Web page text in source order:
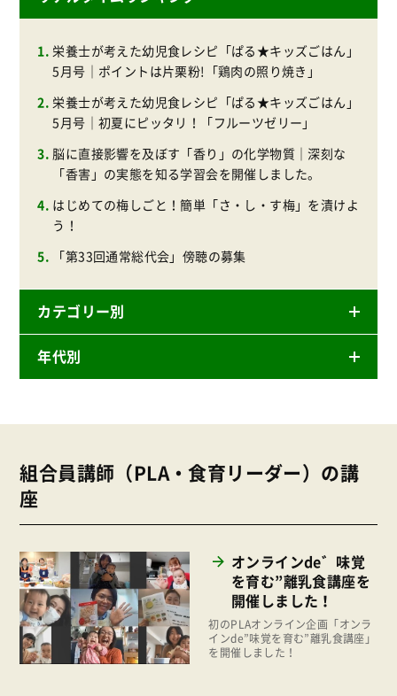
栄養士が考えた幼児食レシピ「ぱる★キッズごはん」
5月号｜ポイントは片栗粉!「鶏肉の照り焼き」
栄養士が考えた幼児食レシピ「ぱる★キッズごはん」
5月号｜初夏にピッタリ！「フルーツゼリー」
脳に直接影響を及ぼす「香り」の化学物質｜深刻な
「香害」の実態を知る学習会を開催しました。
はじめての梅しごと！簡単「さ・し・す梅」を漬けよ
う！
「第33回通常総代会」傍聴の募集
カテゴリー別
ニュースリリース
商品
地域コミュニティ
組合員活動
平和と国際連帯
くらし
お米の出前授業
年代別
2024年
2021年
2020年
2019年
2018年
組合員講師（PLA・食育リーダー）の講
座
オンラインde゛味覚
を育む”離乳食講座を
開催しました！
初のPLAオンライン企画「オンラ
インde”味覚を育む”離乳食講座」
を開催しました！